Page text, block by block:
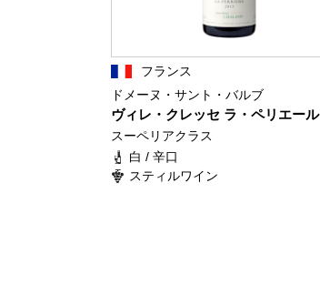
フランス
ドメーヌ・サント・バルブ
ヴィレ・クレッセ ラ・ペリエール
スーペリアクラス
白 / 辛口
スティルワイン